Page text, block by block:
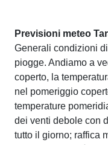
Previsioni meteo
Generali condizioni
piogge. Andiamo a
coperto, la
nel pomeriggio
temperature
dei venti debole con
tutto il giorno; raffica